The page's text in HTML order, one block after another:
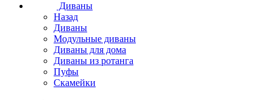
Диваны
Назад
Диваны
Модульные диваны
Диваны для дома
Диваны из ротанга
Пуфы
Скамейки